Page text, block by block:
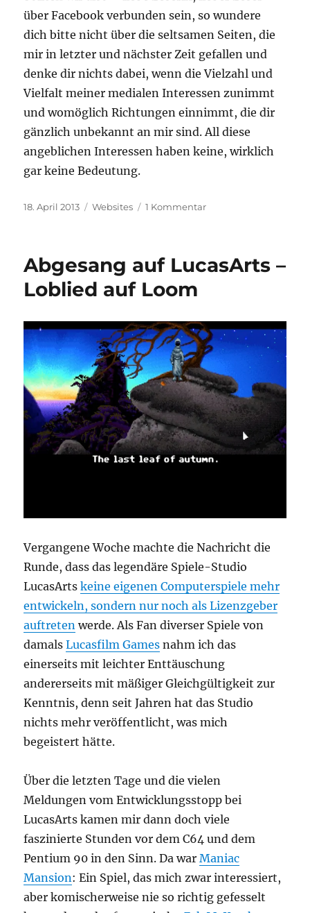
über Facebook verbunden sein, so wundere
dich bitte nicht über die seltsamen Seiten, die
mir in letzter und nächster Zeit gefallen und
denke dir nichts dabei, wenn die Vielzahl und
Vielfalt meiner medialen Interessen zunimmt
und womöglich Richtungen einnimmt, die dir
gänzlich unbekannt an mir sind. All diese
angeblichen Interessen haben keine, wirklich
gar keine Bedeutung.
Veröffentlicht
18. April 2013 Kategorien
Websites 1 Kommentarzu
Problem
Abgesang auf LucasArts –
Loblied auf Loom
Vergangene Woche machte die Nachricht die
Runde, dass das legendäre Spiele-Studio
LucasArtskeine eigenen Computerspiele mehr
entwickeln, sondern nur noch als Lizenzgeber
auftreten werde. Als Fan diverser Spiele von
damalsLucasfilm Games nahm ich das
einerseits mit leichter Enttäuschung
andererseits mit mäßiger Gleichgültigkeit zur
Kenntnis, denn seit Jahren hat das Studio
nichts mehr veröffentlicht, was mich
begeistert hätte.
Über die letzten Tage und die vielen
Meldungen vom Entwicklungsstopp bei
LucasArts kamen mir dann doch viele
faszinierte Stunden vor dem C64 und dem
Pentium 90 in den Sinn. Da warManiac
Mansion: Ein Spiel, das mich zwar interessiert,
aber komischerweise nie so richtig gefesselt